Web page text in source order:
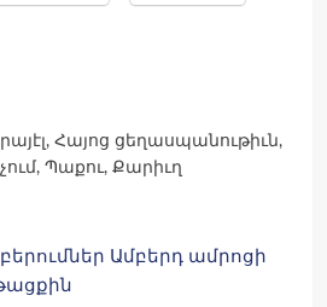
, Հայոց ցեղասպանութիւն,
, Պաքու, Քարիւղ
Ամբերդ ամրոցի